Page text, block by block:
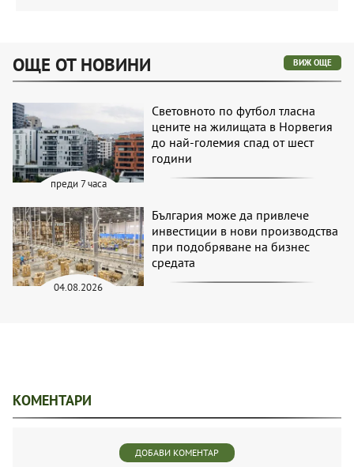
ОЩЕ ОТ НОВИНИ ВИЖ ОЩЕ
преди 7 часа
Световното по футбол тласна
цените на жилищата в Норвегия
до най-големия спад от шест
години
04.08.2026
България може да привлече
инвестиции в нови производства
при подобряване на бизнес
средата
КОМЕНТАРИ
ДОБАВИ КОМЕНТАР